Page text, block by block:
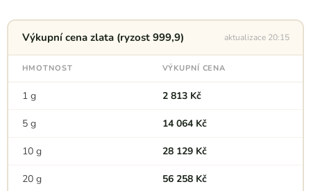
Výkupní cena zlata (ryzost 999,9) aktualizace 20:15
HMOTNOST VÝKUPNÍ CENA
1 g 2 813 Kč
5 g 14 064 Kč
10 g 28 129 Kč
20 g 56 258 Kč